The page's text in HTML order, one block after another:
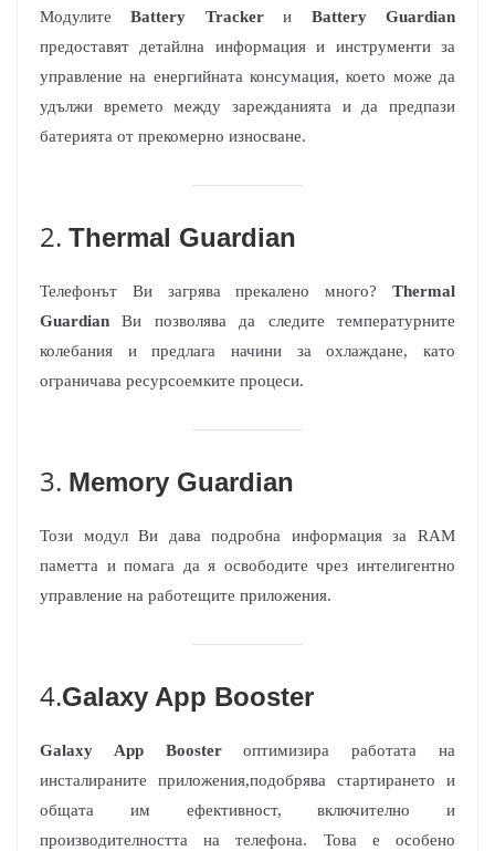
МодулитеBattery Trackerи Battery Guardian
предоставят детайлна информация и инструменти за
управление на енергийната консумация, което може да
удължи времето между зарежданията и да предпази
батерията от прекомерно износване.
2. Thermal Guardian
Телефонът Ви загрява прекалено много? Thermal
Guardian Ви позволява да следите температурните
колебания и предлага начини за охлаждане, като
ограничава ресурсоемките процеси.
3. Memory Guardian
Този модул Ви дава подробна информация за RAM
паметта и помага да я освободите чрез интелигентно
управление на работещите приложения.
4.Galaxy App Booster
Galaxy App Boosterоптимизира работата на
инсталираните приложения,подобрява стартирането и
общата им ефективност, включително и
производителността на телефона. Това е особено